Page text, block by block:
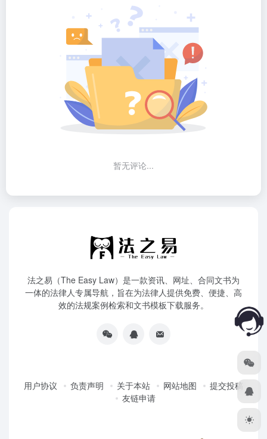
暂无评论...
法之易（The Easy Law）是一款资讯、网址、合同文书为
一体的法律人专属导航，旨在为法律人提供免费、便捷、高
效的法规案例检索和文书模板下载服务。
用户协议 负责声明 关于本站 网站地图
提交投稿
友链申请